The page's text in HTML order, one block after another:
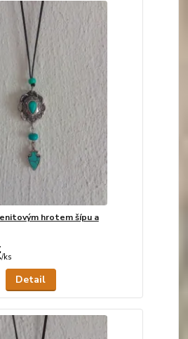
hrotem šípu a
/ks
Detail